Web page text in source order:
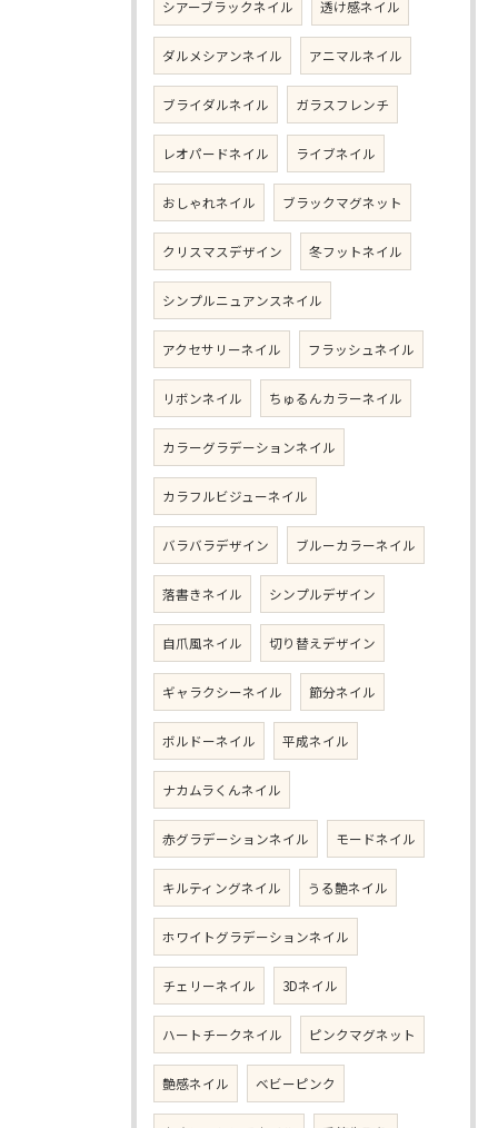
シアーブラックネイル 透け感ネイル
ダルメシアンネイル アニマルネイル
ブライダルネイル ガラスフレンチ
レオパードネイル ライブネイル
おしゃれネイル ブラックマグネット
クリスマスデザイン 冬フットネイル
シンプルニュアンスネイル
アクセサリーネイル フラッシュネイル
リボンネイル ちゅるんカラーネイル
カラーグラデーションネイル
カラフルビジューネイル
バラバラデザイン ブルーカラーネイル
落書きネイル シンプルデザイン
自爪風ネイル 切り替えデザイン
ギャラクシーネイル 節分ネイル
ボルドーネイル 平成ネイル
ナカムラくんネイル
赤グラデーションネイル モードネイル
キルティングネイル うる艶ネイル
ホワイトグラデーションネイル
チェリーネイル 3Dネイル
ハートチークネイル ピンクマグネット
艶感ネイル ベビーピンク